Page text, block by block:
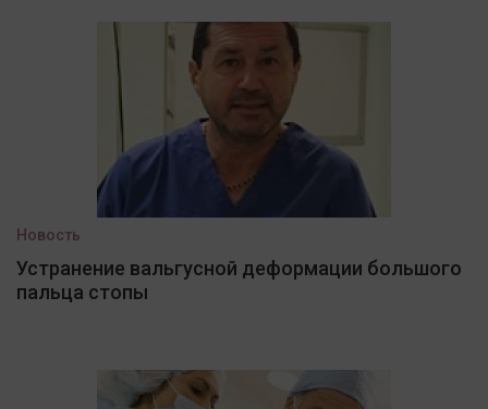
Новость
Устранение вальгусной деформации большого
пальца стопы